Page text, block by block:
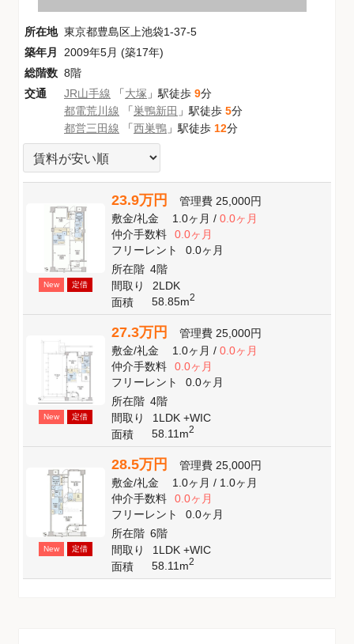
所在地 東京都豊島区上池袋1-37-5
築年月
2009年5月 (築17年)
総階数 8階
交通
JR山手線 「大塚 」駅徒歩 9分
都電荒川線 「巣鴨新田 」駅徒歩 5分
都営三田線 「西巣鴨 」駅徒歩 12分
New 定借
23.9万円 管理費 25,000円
敷金/礼金 1.0ヶ月/ 0.0ヶ月
仲介手数料
0.0ヶ月
フリーレント
0.0ヶ月
所在階 4階
間取り
2LDK
面積
58.85m2
New 定借
27.3万円 管理費 25,000円
敷金/礼金 1.0ヶ月/ 0.0ヶ月
仲介手数料
0.0ヶ月
フリーレント
0.0ヶ月
所在階 4階
間取り
1LDK +WIC
面積
58.11m2
New 定借
28.5万円 管理費 25,000円
敷金/礼金 1.0ヶ月/ 1.0ヶ月
仲介手数料
0.0ヶ月
フリーレント
0.0ヶ月
所在階 6階
間取り
1LDK +WIC
面積
58.11m2